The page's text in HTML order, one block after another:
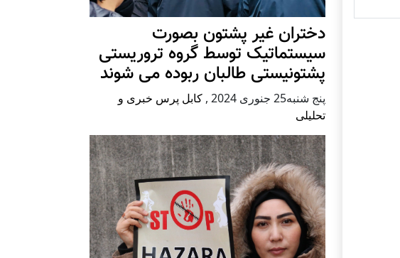
دختران غیر پشتون بصورت
سیستماتیک توسط گروه تروریستی
پشتونیستی طالبان ربوده می شوند
پنج شنبه25 جنوری 2024 , کابل پرس خبری و
تحلیلی